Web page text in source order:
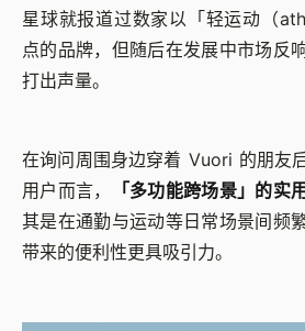
星球就报道过数家以「轻运动（
点的品牌，但随后在发展中市场反
打出声量。
在询问周围身边穿着 Vuori 的朋友
用户而言，
「多功能跨场景」的实
其是在通勤与运动等日常场景间频
带来的便利性更具吸引力。